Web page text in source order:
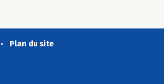
Plan du site